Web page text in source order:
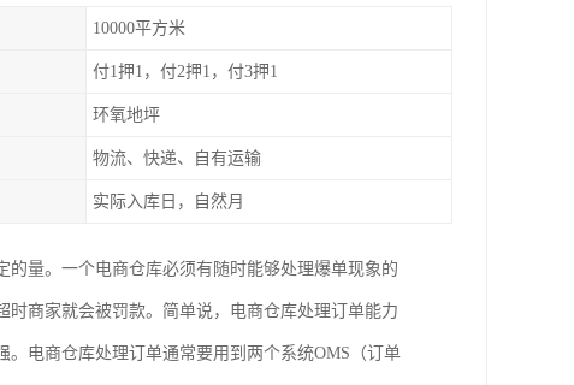
10000平方米
付1押1，付2押1，付3押1
环氧地坪
物流、快递、自有运输
实际入库日，自然月
量。一个电商仓库必须有随时能够处理爆单现象的
商家就会被罚款。简单说，电商仓库处理订单能力
电商仓库处理订单通常要用到两个系统OMS（订单